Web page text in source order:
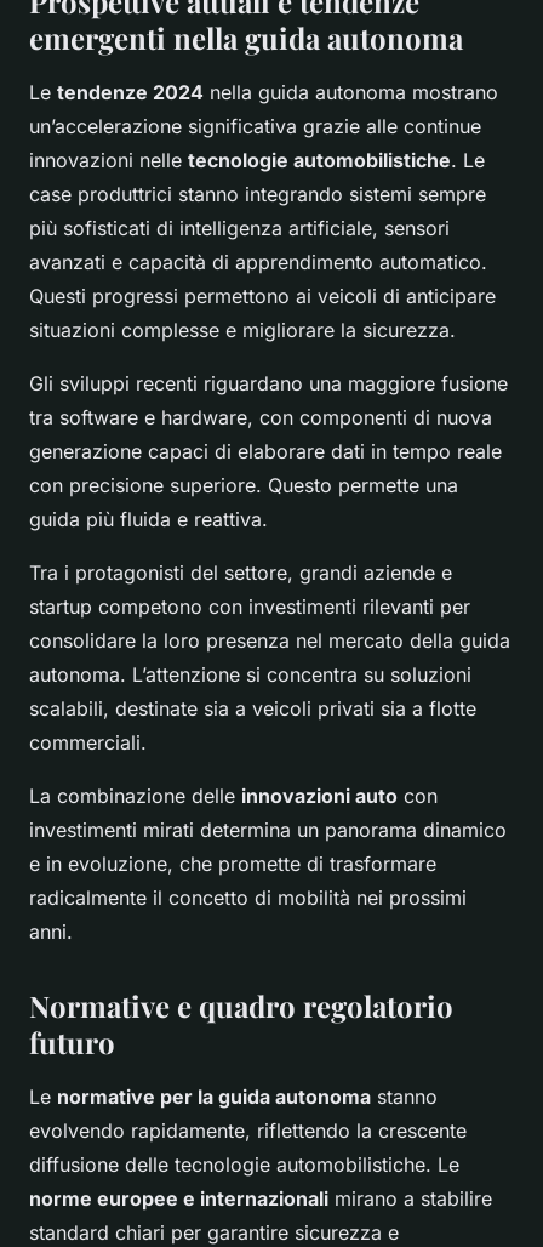
emergenti nella guida autonoma
Le tendenze 2024 nella guida autonoma mostrano
un’accelerazione significativa grazie alle continue
innovazioni nelle tecnologie automobilistiche. Le
case produttrici stanno integrando sistemi sempre
più sofisticati di intelligenza artificiale, sensori
avanzati e capacità di apprendimento automatico.
Questi progressi permettono ai veicoli di anticipare
situazioni complesse e migliorare la sicurezza.
Gli sviluppi recenti riguardano una maggiore fusione
tra software e hardware, con componenti di nuova
generazione capaci di elaborare dati in tempo reale
con precisione superiore. Questo permette una
guida più fluida e reattiva.
Tra i protagonisti del settore, grandi aziende e
startup competono con investimenti rilevanti per
consolidare la loro presenza nel mercato della guida
autonoma. L’attenzione si concentra su soluzioni
scalabili, destinate sia a veicoli privati sia a flotte
commerciali.
La combinazione delle innovazioni auto con
investimenti mirati determina un panorama dinamico
e in evoluzione, che promette di trasformare
radicalmente il concetto di mobilità nei prossimi
anni.
Normative e quadro regolatorio
futuro
Le normative per la guida autonoma stanno
evolvendo rapidamente, riflettendo la crescente
diffusione delle tecnologie automobilistiche. Le
norme europee e internazionali mirano a stabilire
standard chiari per garantire sicurezza e